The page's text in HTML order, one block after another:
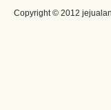
Copyright © 2012